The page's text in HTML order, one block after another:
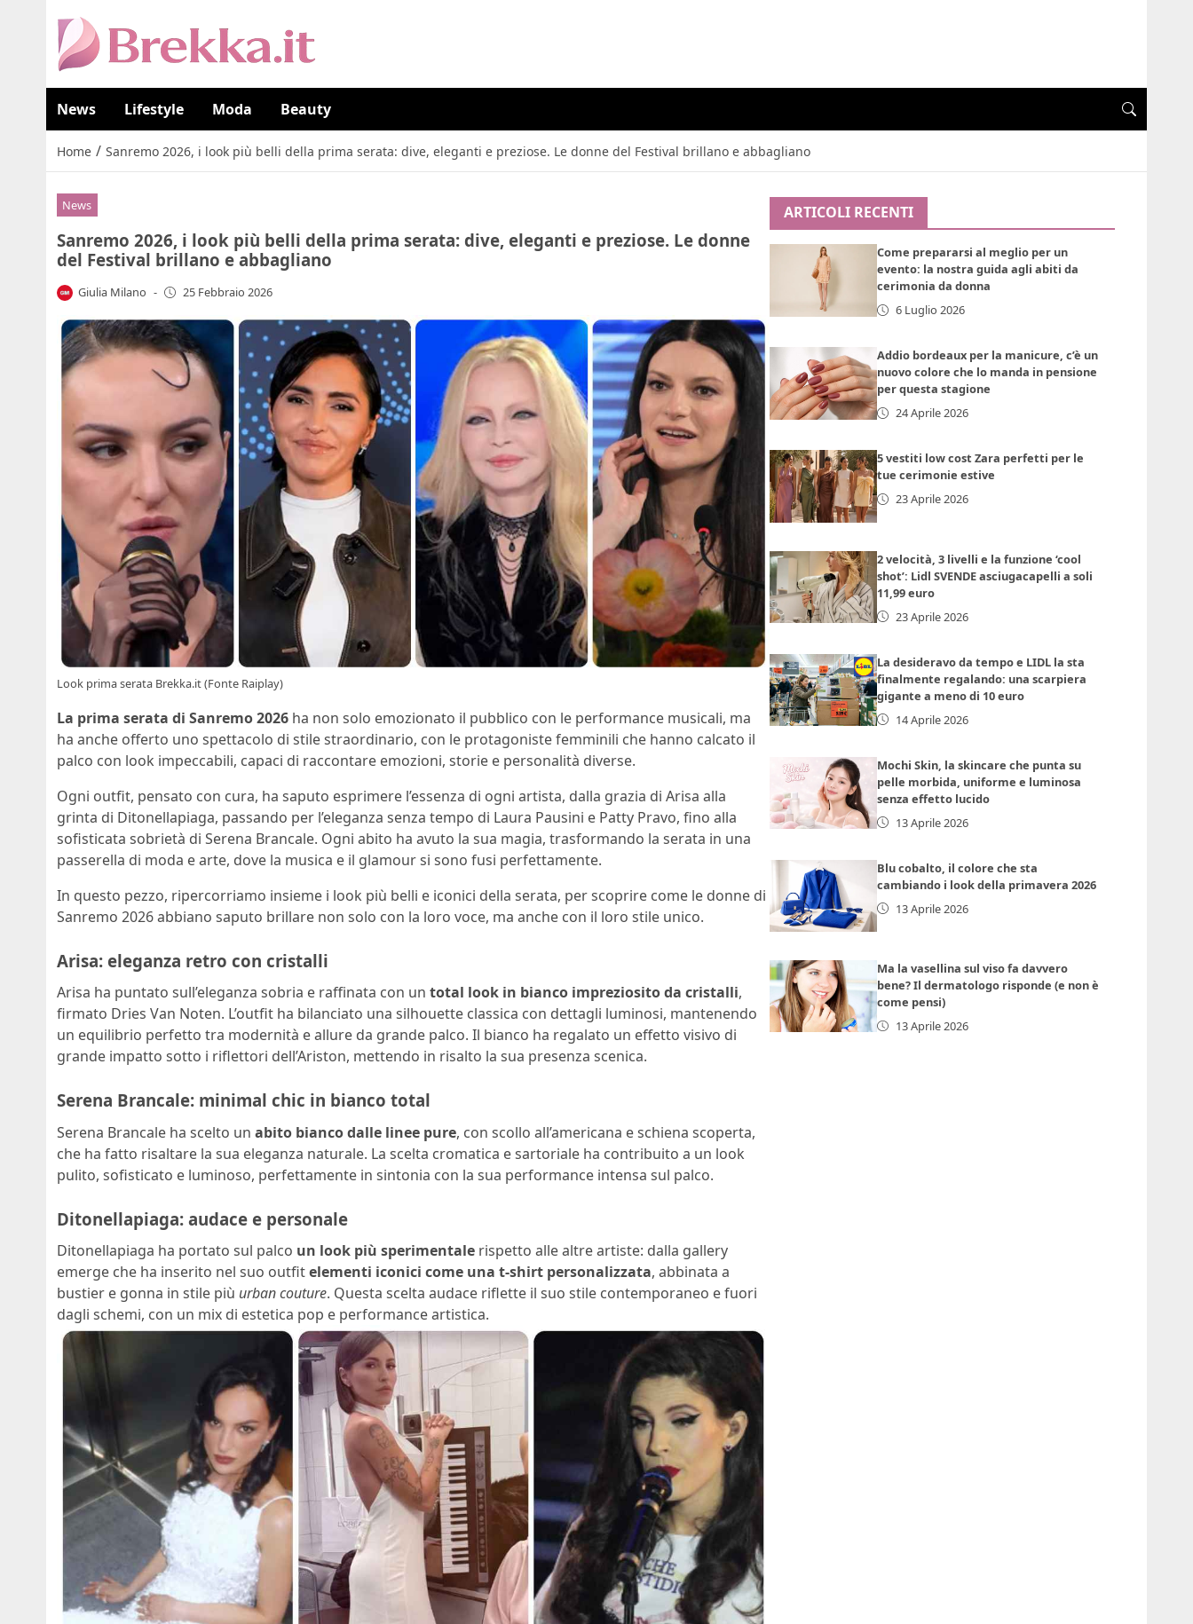
News Lifestyle Moda Beauty
Home / Sanremo 2026, i look più belli della prima serata: dive, eleganti e preziose. Le donne del Festival brillano e abbagliano
News
Sanremo 2026, i look più belli della prima serata: dive, eleganti e preziose. Le donne
del Festival brillano e abbagliano
Giulia Milano - 25 Febbraio 2026
Look prima serata Brekka.it (Fonte Raiplay)
La prima serata di Sanremo 2026 ha non solo emozionato il pubblico con le performance musicali, ma
ha anche offerto uno spettacolo di stile straordinario, con le protagoniste femminili che hanno calcato il
palco con look impeccabili, capaci di raccontare emozioni, storie e personalità diverse.
Ogni outfit, pensato con cura, ha saputo esprimere l’essenza di ogni artista, dalla grazia di Arisa alla
grinta di Ditonellapiaga, passando per l’eleganza senza tempo di Laura Pausini e Patty Pravo, fino alla
sofisticata sobrietà di Serena Brancale. Ogni abito ha avuto la sua magia, trasformando la serata in una
passerella di moda e arte, dove la musica e il glamour si sono fusi perfettamente.
In questo pezzo, ripercorriamo insieme i look più belli e iconici della serata, per scoprire come le donne di
Sanremo 2026 abbiano saputo brillare non solo con la loro voce, ma anche con il loro stile unico.
Arisa: eleganza retro con cristalli
Arisa ha puntato sull’eleganza sobria e raffinata con un total look in bianco impreziosito da cristalli,
firmato Dries Van Noten. L’outfit ha bilanciato una silhouette classica con dettagli luminosi, mantenendo
un equilibrio perfetto tra modernità e allure da grande palco. Il bianco ha regalato un effetto visivo di
grande impatto sotto i riflettori dell’Ariston, mettendo in risalto la sua presenza scenica.
Serena Brancale: minimal chic in bianco total
Serena Brancale ha scelto un abito bianco dalle linee pure, con scollo all’americana e schiena scoperta,
che ha fatto risaltare la sua eleganza naturale. La scelta cromatica e sartoriale ha contribuito a un look
pulito, sofisticato e luminoso, perfettamente in sintonia con la sua performance intensa sul palco.
Ditonellapiaga: audace e personale
Ditonellapiaga ha portato sul palco un look più sperimentale rispetto alle altre artiste: dalla gallery
emerge che ha inserito nel suo outfitelementi iconici come una t‑shirt personalizzata, abbinata a
bustier e gonna in stile più urban couture. Questa scelta audace riflette il suo stile contemporaneo e fuori
dagli schemi, con un mix di estetica pop e performance artistica.
ARTICOLI RECENTI
Come prepararsi al meglio per un
evento: la nostra guida agli abiti da
cerimonia da donna
6 Luglio 2026
Addio bordeaux per la manicure, c’è un
nuovo colore che lo manda in pensione
per questa stagione
24 Aprile 2026
5 vestiti low cost Zara perfetti per le
tue cerimonie estive
23 Aprile 2026
2 velocità, 3 livelli e la funzione ‘cool
shot’: Lidl SVENDE asciugacapelli a soli
11,99 euro
23 Aprile 2026
La desideravo da tempo e LIDL la sta
finalmente regalando: una scarpiera
gigante a meno di 10 euro
14 Aprile 2026
Mochi Skin, la skincare che punta su
pelle morbida, uniforme e luminosa
senza effetto lucido
13 Aprile 2026
Blu cobalto, il colore che sta
cambiando i look della primavera 2026
13 Aprile 2026
Ma la vasellina sul viso fa davvero
bene? Il dermatologo risponde (e non è
come pensi)
13 Aprile 2026